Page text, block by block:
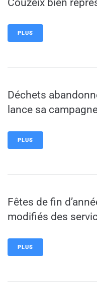
Couzeix bien
PLUS
Déchets
lance sa
PLUS
Fêtes de fin
modifiés des
PLUS